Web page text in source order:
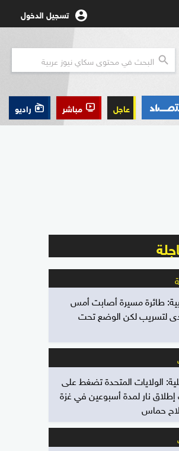
تسجيل الدخول
عاجل مباشر راديو
طائرة مسيرة أصابت أمس
لتسريب لكن الوضع تحت
الولايات المتحدة تضغط على
نار لمدة أسبوعين في غزة
حماس